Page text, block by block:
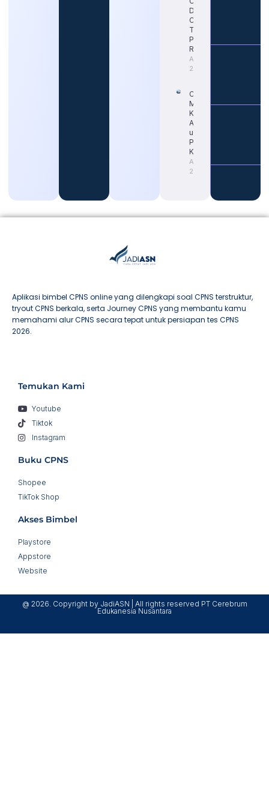
Dimulai?
Cek Jadwal
Terbaru dan
Portal
Resminya
August 5,
2026
Cara Tepat
Mengetahui
Kapan Gaji
ASN Naik
untuk
Persiapan
Karier
August 4,
2026
Aplikasi bimbel CPNS online yang dilengkapi soal CPNS terstruktur,
tryout CPNS berkala, serta Journey CPNS yang membantu kamu
memahami alur CPNS secara tepat untuk persiapan tes CPNS
2026.
Temukan Kami
Youtube
Tiktok
Instagram
Buku CPNS
Shopee
TikTok Shop
Akses Bimbel
Playstore
Appstore
Website
@ 2026. Copyright by JadiASN | All rights reserved PT Cerebrum
Edukanesia Nusantara